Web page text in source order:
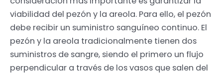
viabilidad del pezón y la areola. Para ello, el pezón
debe recibir un suministro sanguíneo continuo. El
pezón y la areola tradicionalmente tienen dos
suministros de sangre, siendo el primero un flujo
perpendicular a través de los vasos que salen del